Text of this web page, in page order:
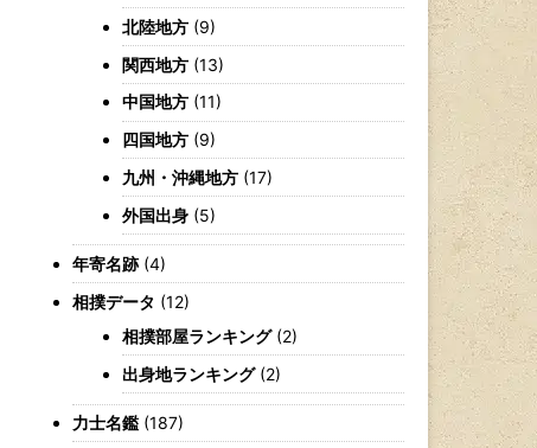
北陸地方 (9)
関西地方 (13)
中国地方 (11)
四国地方 (9)
九州・沖縄地方 (17)
外国出身 (5)
年寄名跡(4)
相撲データ (12)
相撲部屋ランキング(2)
出身地ランキング(2)
力士名鑑 (187)